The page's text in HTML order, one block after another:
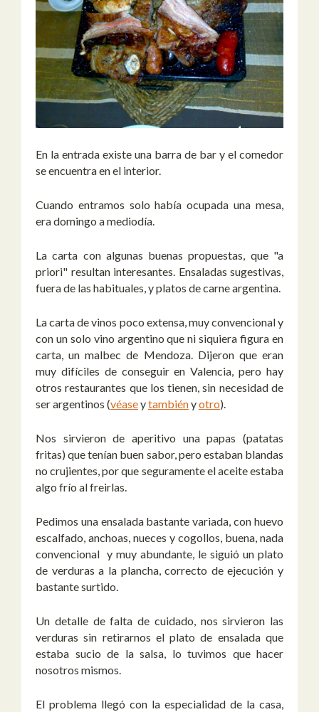
En la entrada existe una barra de bar y el comedor
se encuentra en el interior.
Cuando entramos solo había ocupada una mesa,
era domingo a mediodía.
La carta con algunas buenas propuestas, que "a
priori" resultan interesantes. Ensaladas sugestivas,
fuera de las habituales, y platos de carne argentina.
La carta de vinos poco extensa, muy convencional y
con un solo vino argentino que ni siquiera figura en
carta, un malbec de Mendoza. Dijeron que eran
muy difíciles de conseguir en Valencia, pero hay
otros restaurantes que los tienen, sin necesidad de
ser argentinos (véaseytambiényotro).
Nos sirvieron de aperitivo una papas (patatas
fritas) que tenían buen sabor, pero estaban blandas
no crujientes, por que seguramente el aceite estaba
algo frío al freirlas.
Pedimos una ensalada bastante variada, con huevo
escalfado, anchoas, nueces y cogollos, buena, nada
convencional y muy abundante, le siguió un plato
de verduras a la plancha, correcto de ejecución y
bastante surtido.
Un detalle de falta de cuidado, nos sirvieron las
verduras sin retirarnos el plato de ensalada que
estaba sucio de la salsa, lo tuvimos que hacer
nosotros mismos.
El problema llegó con la especialidad de la casa,